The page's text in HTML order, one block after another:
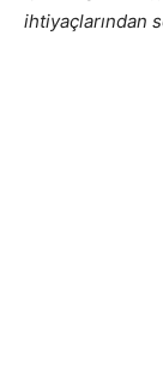
ihtiyaçlarından